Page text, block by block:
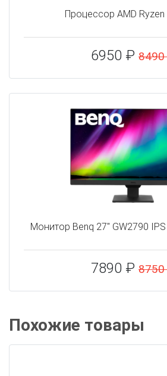
Процессор AMD Ryzen
6950 ₽
Монитор Benq 27" GW2790
7890 ₽
Похожие товары